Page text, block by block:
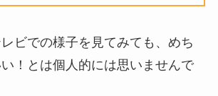
ビでの様子を見てみても、めち
！とは個人的には思いませんで